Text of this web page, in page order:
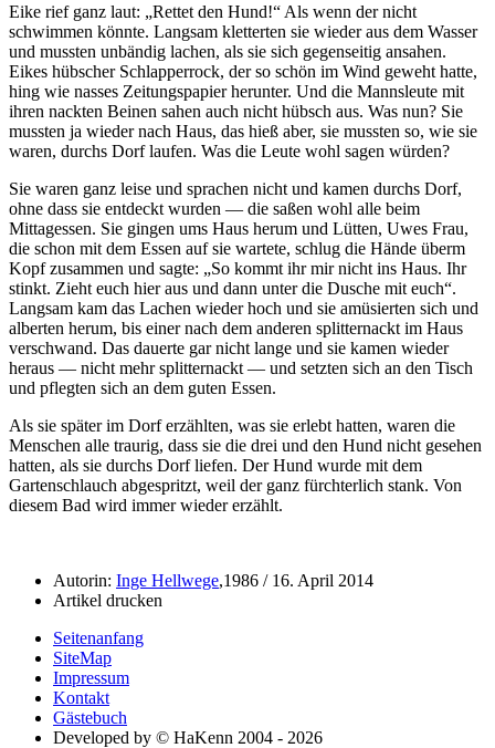
Eike rief ganz laut:
Rettet den Hund!
Als wenn der nicht
schwimmen könnte. Langsam kletterten sie wieder aus dem Wasser
und mussten unbändig lachen, als sie sich gegenseitig ansahen.
Eikes hübscher Schlapperrock, der so schön im Wind geweht hatte,
hing wie nasses Zeitungspapier herunter. Und die Mannsleute mit
ihren nackten Beinen sahen auch nicht hübsch aus. Was nun? Sie
mussten ja wieder nach Haus, das hieß aber, sie mussten so, wie sie
waren, durchs Dorf laufen. Was die Leute wohl sagen würden?
Sie waren ganz leise und sprachen nicht und kamen durchs Dorf,
ohne dass sie entdeckt wurden — die saßen wohl alle beim
Mittagessen. Sie gingen ums Haus herum und Lütten, Uwes Frau,
die schon mit dem Essen auf sie wartete, schlug die Hände überm
Kopf zusammen und sagte:
So kommt ihr mir nicht ins Haus. Ihr
stinkt. Zieht euch hier aus und dann unter die Dusche mit euch .
Langsam kam das Lachen wieder hoch und sie amüsierten sich und
alberten herum, bis einer nach dem anderen splitternackt im Haus
verschwand. Das dauerte gar nicht lange und sie kamen wieder
heraus — nicht mehr splitternackt — und setzten sich an den Tisch
und pflegten sich an dem guten Essen.
Als sie später im Dorf erzählten, was sie erlebt hatten, waren die
Menschen alle traurig, dass sie die drei und den Hund nicht gesehen
hatten, als sie durchs Dorf liefen. Der Hund wurde mit dem
Gartenschlauch abgespritzt, weil der ganz fürchterlich stank. Von
diesem Bad wird immer wieder erzählt.
Autorin: Inge Hellwege,1986 / 16. April 2014
Artikel drucken
Seitenanfang
SiteMap
Impressum
Kontakt
Gästebuch
Developed by © HaKenn 2004 - 2026